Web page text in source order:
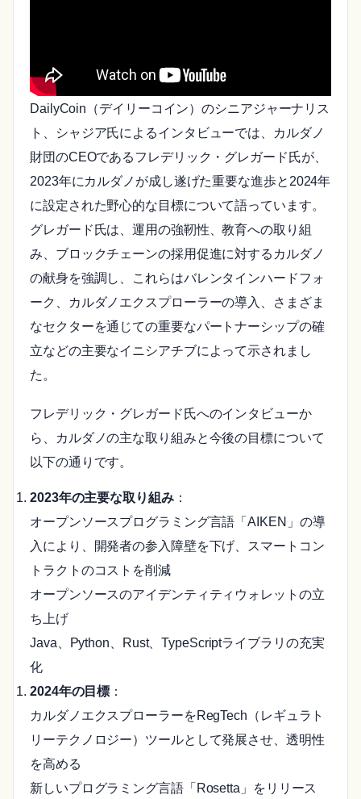
DailyCoin（デイリーコイン）のシニアジャーナリス
ト、シャジア氏によるインタビューでは、カルダノ
財団のCEOであるフレデリック・グレガード氏が、
2023年にカルダノが成し遂げた重要な進歩と2024年
に設定された野心的な目標について語っています。
グレガード氏は、運用の強靭性、教育への取り組
み、ブロックチェーンの採用促進に対するカルダノ
の献身を強調し、これらはバレンタインハードフォ
ーク、カルダノエクスプローラーの導入、さまざま
なセクターを通じての重要なパートナーシップの確
立などの主要なイニシアチブによって示されまし
た。
フレデリック・グレガード氏へのインタビューか
ら、カルダノの主な取り組みと今後の目標について
以下の通りです。
2023年の主要な取り組み：
オープンソースプログラミング言語「AIKEN」の導
入により、開発者の参入障壁を下げ、スマートコン
トラクトのコストを削減
オープンソースのアイデンティティウォレットの立
ち上げ
Java、Python、Rust、TypeScriptライブラリの充実
化
2024年の目標 ：
カルダノエクスプローラーをRegTech（レギュラト
リーテクノロジー）ツールとして発展させ、透明性
を高める
新しいプログラミング言語「Rosetta」をリリース